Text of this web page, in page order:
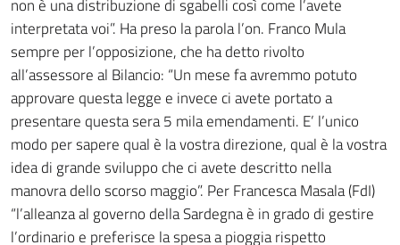
non è una distribuzione di sgabelli così come l’avete
interpretata voi”. Ha preso la parola l’on. Franco Mula
sempre per l’opposizione, che ha detto rivolto
all’assessore al Bilancio: “Un mese fa avremmo potuto
approvare questa legge e invece ci avete portato a
presentare questa sera 5 mila emendamenti. E’ l’unico
modo per sapere qual è la vostra direzione, qual è la vostra
idea di grande sviluppo che ci avete descritto nella
manovra dello scorso maggio”. Per Francesca Masala (FdI)
“l’alleanza al governo della Sardegna è in grado di gestire
l’ordinario e preferisce la spesa a pioggia rispetto